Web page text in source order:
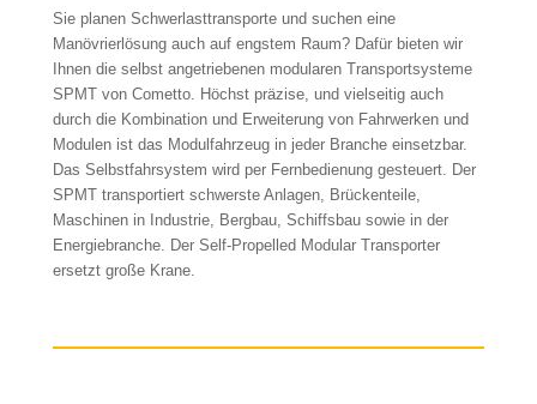
Sie planen Schwerlasttransporte und suchen eine
Manövrierlösung auch auf engstem Raum? Dafür bieten wir
Ihnen die selbst angetriebenen modularen Transportsysteme
SPMT von Cometto. Höchst präzise, und vielseitig auch
durch die Kombination und Erweiterung von Fahrwerken und
Modulen ist das Modulfahrzeug in jeder Branche einsetzbar.
Das Selbstfahrsystem wird per Fernbedienung gesteuert. Der
SPMT transportiert schwerste Anlagen, Brückenteile,
Maschinen in Industrie, Bergbau, Schiffsbau sowie in der
Energiebranche. Der Self-Propelled Modular Transporter
ersetzt große Krane.